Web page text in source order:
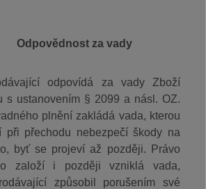
Odpovědnost za vady
odpovídá za vady Zboží
s ustanovením § 2099 a násl. OZ.
plnění zakládá vada, kterou
při přechodu nebezpečí škody na
byť se projeví až později. Právo
založí i později vzniklá vada,
způsobil porušením své